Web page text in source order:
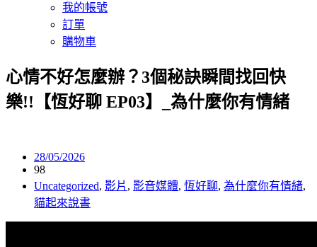
我的帳號
訂單
購物車
心情不好怎麼辦？3個秘訣瞬間找回快
樂!!【恆好聊 EP03】_為什麼你有情緒
28/05/2026
98
Uncategorized, 影片 , 影音媒體, 恆好聊, 為什麼你有情緒,
貓起來說書